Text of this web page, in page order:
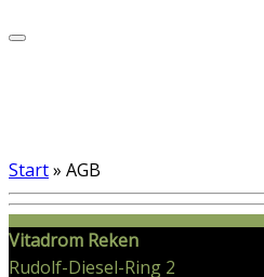
Start» AGB
Vitadrom Reken
Rudolf-Diesel-Ring 2